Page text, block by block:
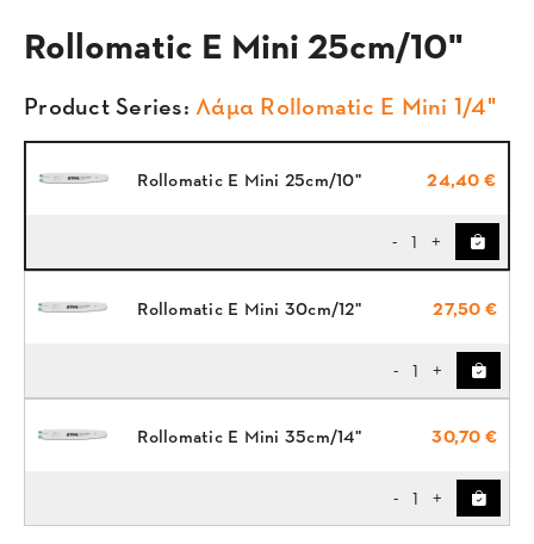
Rollomatic E Mini 25cm/10"
Product Series: Λάμα Rollomatic E Mini 1/4"
Rollomatic E Mini 25cm/10" 24,40 €
- 1 +
Rollomatic E Mini 30cm/12" 27,50 €
- 1 +
Rollomatic E Mini 35cm/14" 30,70 €
- 1 +